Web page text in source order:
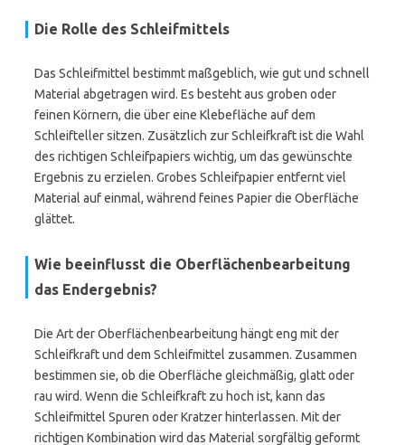
Die Rolle des Schleifmittels
Das Schleifmittel bestimmt maßgeblich, wie gut und schnell
Material abgetragen wird. Es besteht aus groben oder
feinen Körnern, die über eine Klebefläche auf dem
Schleifteller sitzen. Zusätzlich zur Schleifkraft ist die Wahl
des richtigen Schleifpapiers wichtig, um das gewünschte
Ergebnis zu erzielen. Grobes Schleifpapier entfernt viel
Material auf einmal, während feines Papier die Oberfläche
glättet.
Wie beeinflusst die Oberflächenbearbeitung
das Endergebnis?
Die Art der Oberflächenbearbeitung hängt eng mit der
Schleifkraft und dem Schleifmittel zusammen. Zusammen
bestimmen sie, ob die Oberfläche gleichmäßig, glatt oder
rau wird. Wenn die Schleifkraft zu hoch ist, kann das
Schleifmittel Spuren oder Kratzer hinterlassen. Mit der
richtigen Kombination wird das Material sorgfältig geformt